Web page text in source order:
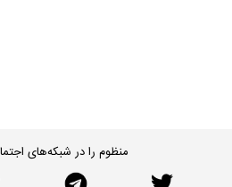
منظوم را در شبکه‌های